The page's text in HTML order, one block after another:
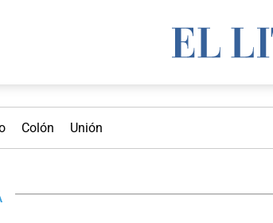
Colón Unión